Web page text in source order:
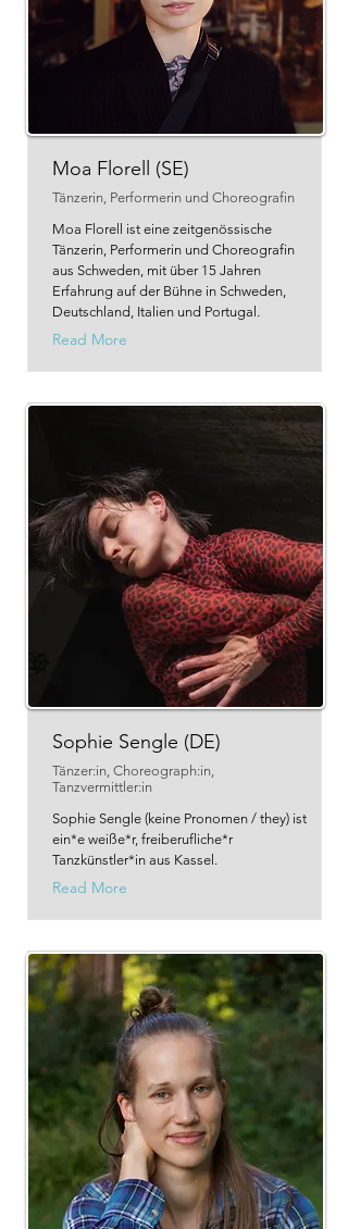
Moa Florell (SE)
Tänzerin, Performerin und Choreografin
Moa Florell ist eine zeitgenössische
Tänzerin, Performerin und Choreografin
aus Schweden, mit über 15 Jahren
Erfahrung auf der Bühne in Schweden,
Deutschland, Italien und Portugal.
Read More
Sophie Sengle (DE)
Tänzer:in, Choreograph:in,
Tanzvermittler:in
Sophie Sengle (keine Pronomen / they) ist
ein*e weiße*r, freiberufliche*r
Tanzkünstler*in aus Kassel.
Read More